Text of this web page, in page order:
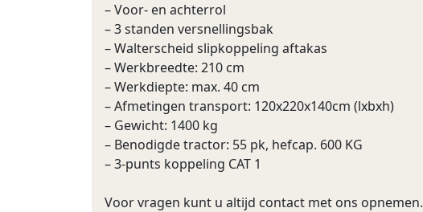
– Voor- en achterrol
– 3 standen versnellingsbak
– Walterscheid slipkoppeling aftakas
– Werkbreedte: 210 cm
– Werkdiepte: max. 40 cm
– Afmetingen transport: 120x220x140cm (lxbxh)
– Gewicht: 1400 kg
– Benodigde tractor: 55 pk, hefcap. 600 KG
– 3-punts koppeling CAT 1
Voor vragen kunt u altijd contact met ons opnemen.